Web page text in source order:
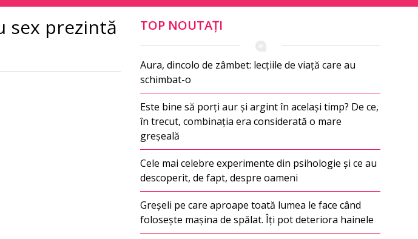
sex prezintă
TOP NOUTAȚI
Aura, dincolo de zâmbet: lecțiile de viață care au
schimbat-o
Este bine să porți aur și argint în același timp? De ce,
în trecut, combinația era considerată o mare
greșeală
Cele mai celebre experimente din psihologie și ce au
descoperit, de fapt, despre oameni
Greșeli pe care aproape toată lumea le face când
folosește mașina de spălat. Îți pot deteriora hainele